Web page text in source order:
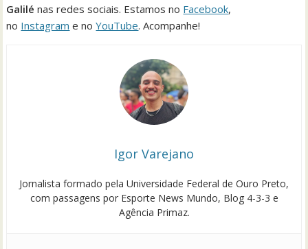
Galilé nas redes sociais. Estamos no Facebook,
no Instagram e noYouTube. Acompanhe!
Igor Varejano
Jornalista formado pela Universidade Federal de Ouro Preto,
com passagens por Esporte News Mundo, Blog 4-3-3 e
Agência Primaz.